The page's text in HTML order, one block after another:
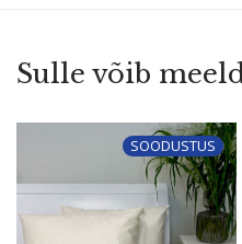
Sulle võib
SOODUSTUS